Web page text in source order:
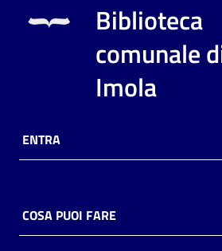
Biblioteca
comunale
Imola
ENTRA
COSA PUOI FARE